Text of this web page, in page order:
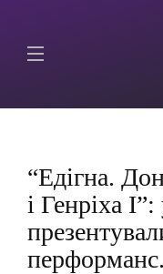
“Едігна.
і Генріха